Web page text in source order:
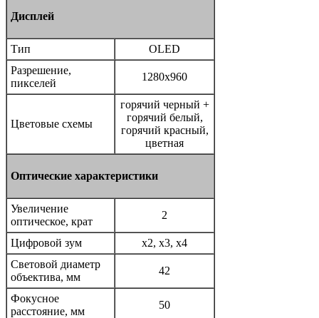
Дисплей
Тип
OLED
Разрешение,
пикселей
1280x960
Цветовые схемы
горячий черный +
горячий белый,
горячий красный,
цветная
Оптические характеристики
Увеличение
оптическое, крат
2
Цифровой зум
x2, x3, x4
Световой диаметр
объектива, мм
42
Фокусное
расстояние, мм
50